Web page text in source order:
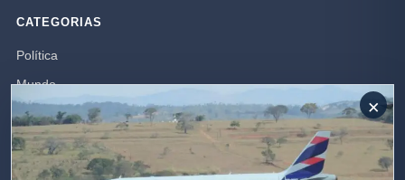
CATEGORIAS
Política
Mundo
Campos dos Goytacazes
Brasil
Opinião
×